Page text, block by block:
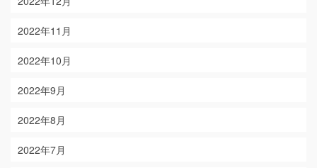
2022年11月
2022年10月
2022年9月
2022年8月
2022年7月